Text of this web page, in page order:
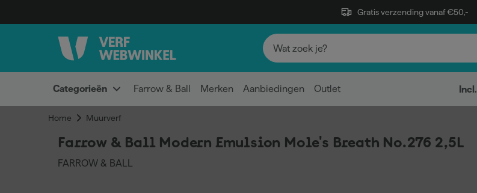
Gratis verzending vanaf €50,-
Categorieën Farrow & Ball Merken Aanbiedingen Outlet Incl.
Home Muurverf
Farrow & Ball Modern Emulsion Mole's Breath No.276 2,5L
FARROW & BALL